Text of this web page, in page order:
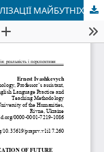
ЕМПІРИЧНЕ ДОСЛІДЖЕННЯ САМОАКТУАЛІЗАЦІЇ МАЙБУТНІХ ПЕРЕКЛАДАЧІВ